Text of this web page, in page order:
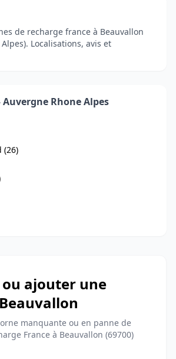
de recharge france à Beauvallon
Localisations, avis et
Rhone Alpes
(26)
ajouter une
manquante ou en panne de
France à Beauvallon (69700)